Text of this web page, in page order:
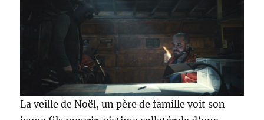
La veille de Noël, un père de famille voit son